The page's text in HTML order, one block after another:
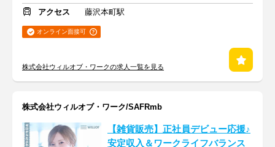
アクセス
藤沢本町駅
オンライン面接可
株式会社ウィルオブ・ワークの求人一覧を見る
株式会社ウィルオブ・ワーク/SAFRmb
【雑貨販売】正社員デビュー応援♪
安定収入＆ワークライフバランス